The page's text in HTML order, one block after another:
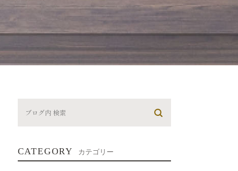
CATEGORY カテゴリー